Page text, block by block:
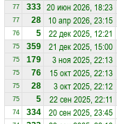
77 333 20 июн 2026, 18:23
77 28 10 апр 2026, 23:15
76 5 22 дек 2025, 12:21
75 359 21 дек 2025, 15:00
75 179 3 ноя 2025, 22:13
75 76 15 окт 2025, 22:13
75 28 3 окт 2025, 22:12
75 5 22 сен 2025, 22:11
74 334 20 сен 2025, 23:45